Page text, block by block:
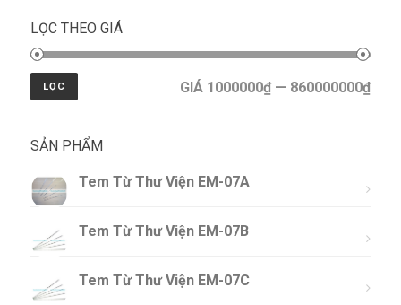
LỌC THEO GIÁ
LỌC GIÁ 1000000₫ — 860000000₫
SẢN PHẨM
Tem Từ Thư Viện EM-07A
Tem Từ Thư Viện EM-07B
Tem Từ Thư Viện EM-07C